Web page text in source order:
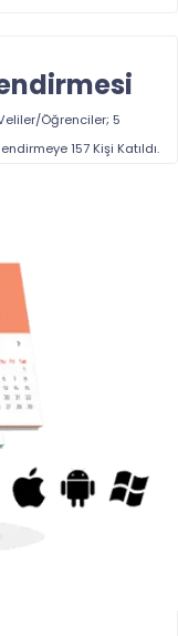
Öğrenciler; 5
157 Kişi Katıldı.